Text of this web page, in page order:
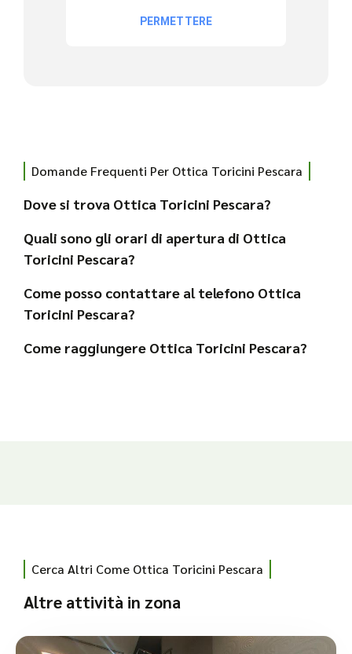
Domande Frequenti Per Ottica Toricini Pescara
Dove si trova Ottica Toricini Pescara?
Quali sono gli orari di apertura di Ottica
Toricini Pescara?
Come posso contattare al telefono Ottica
Toricini Pescara?
Come raggiungere Ottica Toricini Pescara?
Cerca Altri Come Ottica Toricini Pescara
Altre attività in zona